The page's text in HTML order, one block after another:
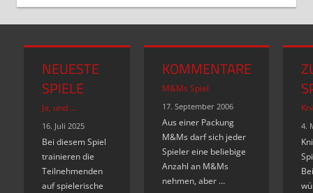
NEUESTE
SPIELE
Ja, und …
16. Juli 2025
Bei diesem Spiel
trainieren die
Teilnehmenden
auf spielerische
KOMMENTARE
M&Ms Spiel
17. September 2006
Aus einer Packung
M&Ms darf sich jeder
Spieler eine beliebige
Anzahl an M&Ms
nehmen, aber …
4.